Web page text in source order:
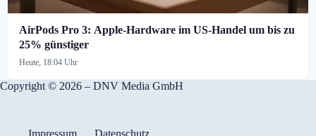
AirPods Pro 3: Apple-Hardware im US-Handel um bis zu
25% günstiger
Heute, 18:04 Uhr
Copyright © 2026 – DNV Media GmbH
Impressum Datenschutz